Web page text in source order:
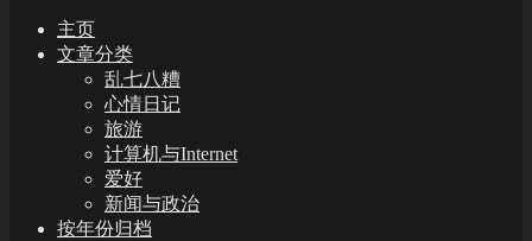
主页
文章分类
乱七八糟
心情日记
旅游
计算机与Internet
爱好
新闻与政治
按年份归档